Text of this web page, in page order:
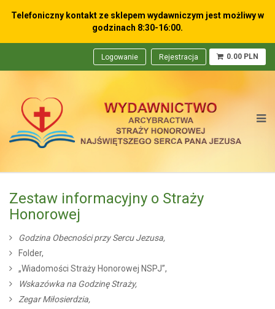
Telefoniczny kontakt ze sklepem wydawniczym jest możliwy w
godzinach 8:30-16:00.
Logowanie Rejestracja 0.00 PLN
Zestaw informacyjny o Straży
Honorowej
Godzina Obecności przy Sercu Jezusa,
Folder,
„Wiadomości Straży Honorowej NSPJ”,
Wskazówka na Godzinę Straży,
Zegar Miłosierdzia,